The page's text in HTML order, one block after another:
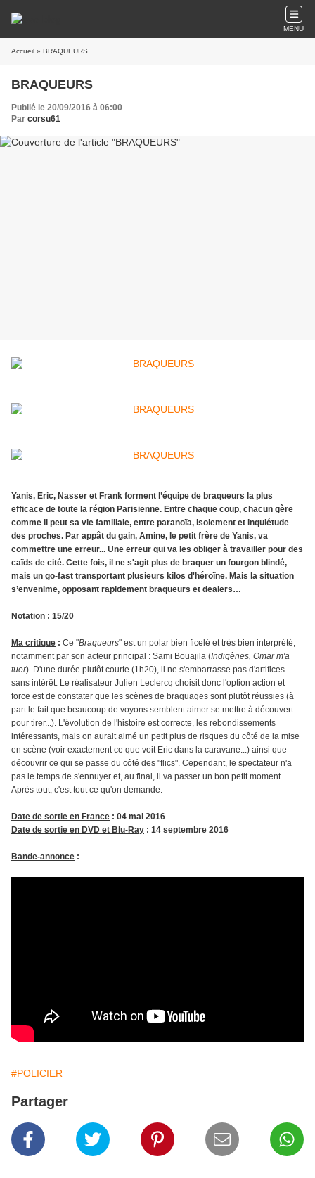
MENU
Accueil » BRAQUEURS
BRAQUEURS
Publié le 20/09/2016 à 06:00
Par corsu61
Yanis, Eric, Nasser et Frank forment l’équipe de braqueurs la plus
efficace de toute la région Parisienne. Entre chaque coup, chacun gère
comme il peut sa vie familiale, entre paranoïa, isolement et inquiétude
des proches. Par appât du gain, Amine, le petit frère de Yanis, va
commettre une erreur... Une erreur qui va les obliger à travailler pour des
caïds de cité. Cette fois, il ne s'agit plus de braquer un fourgon blindé,
mais un go-fast transportant plusieurs kilos d'héroïne. Mais la situation
s’envenime, opposant rapidement braqueurs et dealers…
Notation : 15/20
Ma critique : Ce "Braqueurs" est un polar bien ficelé et très bien interprété,
notamment par son acteur principal : Sami Bouajila (Indigènes, Omar m'a
tuer). D'une durée plutôt courte (1h20), il ne s'embarrasse pas d'artifices
sans intérêt. Le réalisateur Julien Leclercq choisit donc l'option action et
force est de constater que les scènes de braquages sont plutôt réussies (à
part le fait que beaucoup de voyons semblent aimer se mettre à découvert
pour tirer...). L'évolution de l'histoire est correcte, les rebondissements
intéressants, mais on aurait aimé un petit plus de risques du côté de la mise
en scène (voir exactement ce que voit Eric dans la caravane...) ainsi que
découvrir ce qui se passe du côté des "flics". Cependant, le spectateur n'a
pas le temps de s'ennuyer et, au final, il va passer un bon petit moment.
Après tout, c'est tout ce qu'on demande.
Date de sortie en France : 04 mai 2016
Date de sortie en DVD et Blu-Ray : 14 septembre 2016
Bande-annonce :
#POLICIER
Partager